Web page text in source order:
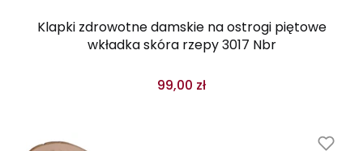
Klapki zdrowotne damskie na ostrogi piętowe
wkładka skóra rzepy 3017 Nbr
99,00 zł